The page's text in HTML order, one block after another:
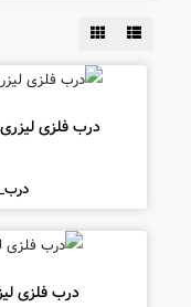
درب فلزی لیزری
درب فلزی